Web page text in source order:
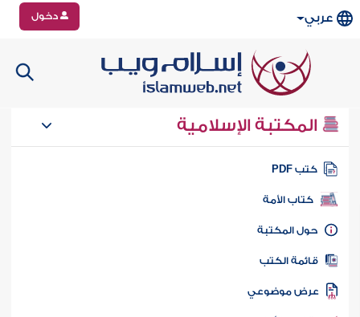
عربي دخول
المكتبة الإسلامية
كتب PDF
كتاب الأمة
المكتبة
الكتب